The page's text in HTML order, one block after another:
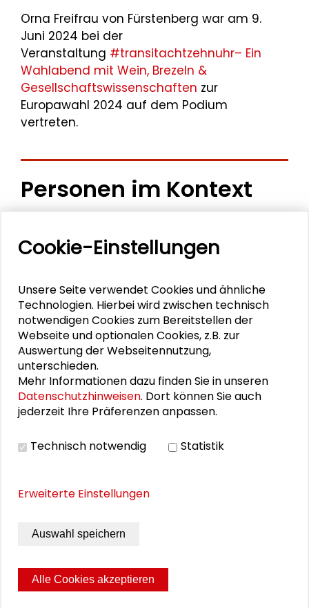
Orna Freifrau von Fürstenberg war am 9.
Juni 2024 bei der
Veranstaltung #transitachtzehnuhr– Ein
Wahlabend mit Wein, Brezeln &
Gesellschaftswissenschaften zur
Europawahl 2024 auf dem Podium
vertreten.
Personen im Kontext
Rocío Guenther
Eya Ayari
Dirk Jörke
Terenzio Facchinetti
Andrzej Kaluza
Stina Kjellgren
Georgios Terizakis
Benjamin Stehl
Cookie-Einstellungen
Unsere Seite verwendet Cookies und ähnliche
Technologien. Hierbei wird zwischen technisch
notwendigen Cookies zum Bereitstellen der
Webseite und optionalen Cookies, z.B. zur
Auswertung der Webseitennutzung,
unterschieden.
Mehr Informationen dazu finden Sie in unseren
Datenschutzhinweisen. Dort können Sie auch
jederzeit Ihre Präferenzen anpassen.
Technisch notwendig Statistik
Erweiterte Einstellungen
Auswahl speichern
Alle Cookies akzeptieren